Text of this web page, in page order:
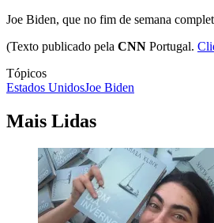
Joe Biden, que no fim de semana
(Texto publicado pela CNN Portugal.
Tópicos
Estados UnidosJoe Biden
Mais Lidas